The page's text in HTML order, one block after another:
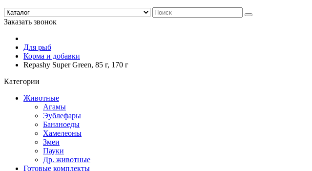
Заказать звонок
Для рыб
Корма и добавки
Repashy Super Green, 85 г, 170 г
Категории
Животные
Агамы
Эублефары
Бананоеды
Хамелеоны
Змеи
Пауки
Др. животные
Готовые комплекты